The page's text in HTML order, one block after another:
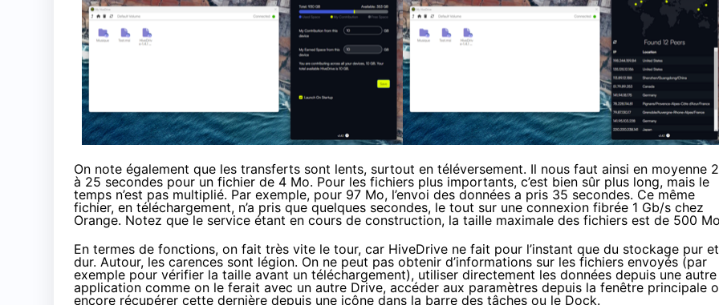
On note également que les transferts sont lents, surtout en téléversement. Il nous faut ainsi en moyenne
à 25 secondes pour un fichier de 4 Mo. Pour les fichiers plus importants, c’est bien sûr plus long, mais le
temps n’est pas multiplié. Par exemple, pour 97 Mo, l’envoi des données a pris 35 secondes. Ce même
fichier, en téléchargement, n’a pris que quelques secondes, le tout sur une connexion fibrée 1 Gb/s chez
Orange. Notez que le service étant en cours de construction, la taille maximale des fichiers est de 500
En termes de fonctions, on fait très vite le tour, car HiveDrive ne fait pour l’instant que du stockage pur et
dur. Autour, les carences sont légion. On ne peut pas obtenir d’informations sur les fichiers envoyés (par
exemple pour vérifier la taille avant un téléchargement), utiliser directement les données depuis une autre
application comme on le ferait avec un autre Drive, accéder aux paramètres depuis la fenêtre principale
encore récupérer cette dernière depuis une icône dans la barre des tâches ou le Dock.